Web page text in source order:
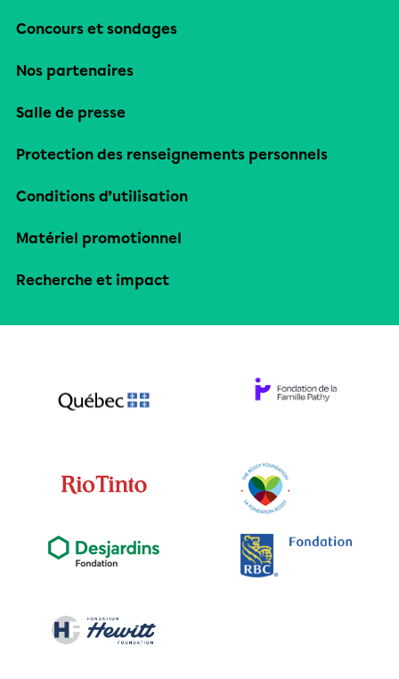
Concours et sondages
Nos partenaires
Salle de presse
Protection des renseignements personnels
Conditions d’utilisation
Matériel promotionnel
Recherche et impact